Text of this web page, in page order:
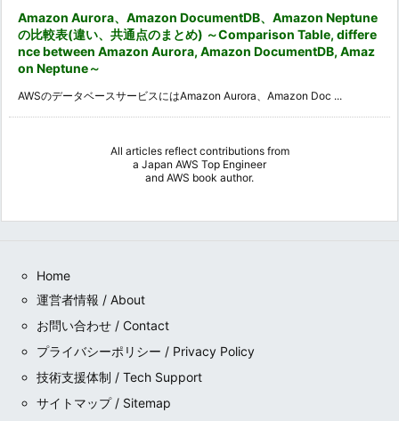
Amazon Aurora、Amazon DocumentDB、Amazon Neptune
の比較表(違い、共通点のまとめ) ～Comparison Table, differe
nce between Amazon Aurora, Amazon DocumentDB, Amaz
on Neptune～
AWSのデータベースサービスにはAmazon Aurora、Amazon Doc ...
All articles reflect contributions from
a Japan AWS Top Engineer
and AWS book author.
Home
運営者情報 / About
お問い合わせ / Contact
プライバシーポリシー / Privacy Policy
技術支援体制 / Tech Support
サイトマップ / Sitemap